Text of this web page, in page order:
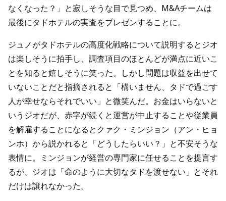
なくなった？」と寂しそうな目で見つめ、M&Aチームは
最後にタドホテルの実査をプレゼンすることに。
ジュノがタドホテルの高度化戦略について説明するとジオ
は楽しそうに拍手し、調査項目のほとんどが満点に近いこ
とを知ると嬉しそうに笑った。しかし問題は収益を出せて
いないことだと指摘されると「構いません、タドで過ごす
人が幸せならそれでいい」と微笑んだ。お金はいらないと
いうジオだが、赤字が続くと運営が中止することや従業員
を解雇することになるとクァク・ミンジョン（アン・ヒョ
ンホ）から説かれると「どうしたらいい？」と不安そうな
表情に。ミンジョンが経営の専門家に任せることを提言す
るが、ジオは「命のように大切なタドを渡せない」とそれ
だけは譲れなかった。